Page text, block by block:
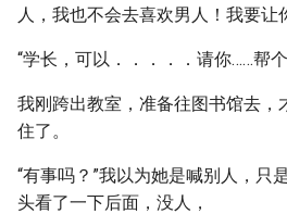
人，我也不会去喜欢男人！我要让
“学长，可以．．．．．请你……帮
我刚跨出教室，准备往图书馆去，
住了。
“有事吗？”我以为她是喊别人，只
头看了一下后面，没人，